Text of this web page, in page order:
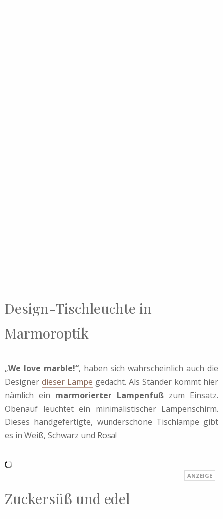
Design-Tischleuchte in
Marmoroptik
„We love marble!“, haben sich wahrscheinlich auch die
Designer dieser Lampe gedacht. Als Ständer kommt hier
nämlich ein marmorierter Lampenfußzum Einsatz.
Obenauf leuchtet ein minimalistischer Lampenschirm.
Dieses handgefertigte, wunderschöne Tischlampe gibt
es in Weiß, Schwarz und Rosa!
Zuckersüß und edel